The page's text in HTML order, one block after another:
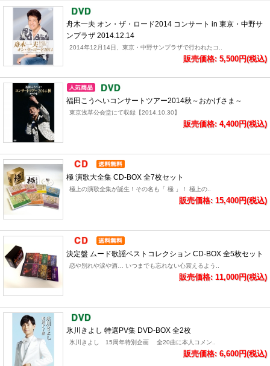
舟木一夫 オン・ザ・ロード2014 コンサート in 東京・中野サ
ンプラザ 2014.12.14
2014年12月14日、東京・中野サンプラザで行われたコ..
販売価格: 5,500円(税込)
福田こうへいコンサートツアー2014秋～おかげさま～
東京浅草公会堂にて収録【2014.10.30】
販売価格: 4,400円(税込)
極 演歌大全集 CD-BOX 全7枚セット
極上の演歌全集が誕生！その名も「 極 」！ 極上の..
販売価格: 15,400円(税込)
決定盤 ムード歌謡ベストコレクション CD-BOX 全5枚セット
恋や別れや涙や酒… いつまでも忘れない心震えるよう..
販売価格: 11,000円(税込)
氷川きよし 特選PV集 DVD-BOX 全2枚
氷川きよし 15周年特別企画 全20曲に本人コメン..
販売価格: 6,600円(税込)